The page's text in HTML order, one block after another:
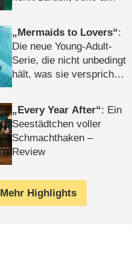
Mermaids to Lovers :
Die neue Young-Adult-
Serie, die nicht unbedingt
hält, was sie verspricht –
Every Year After : Ein
Seestädtchen voller
Schmachthaken –
Review
Mehr Highlights